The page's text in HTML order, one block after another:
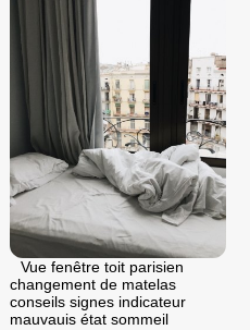
Vue fenêtre toit parisien
changement de matelas
conseils signes indicateur
mauvauis état sommeil